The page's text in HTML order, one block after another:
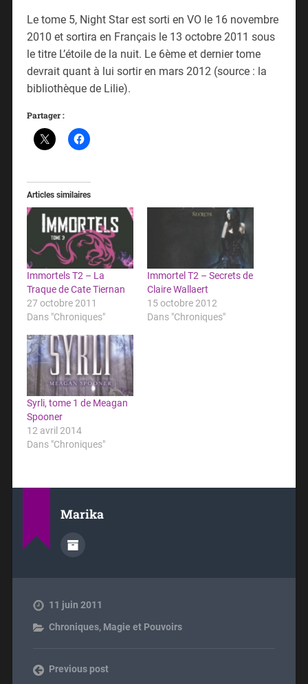
Le tome 5, Night Star est sorti en VO le 16 novembre
2010 et sortira en Français le 13 octobre 2011 sous
le titre L’étoile de la nuit. Le 6ème et dernier tome
devrait quant à lui sortir en mars 2012 (source : la
bibliothèque de Lilie).
Partager :
Articles similaires
Immortels T2 – La
Traque de Cate Tiernan
27 octobre 2011
Dans "Chroniques"
Immortel T2 – Secrets de
Claire Wallaert
15 octobre 2012
Dans "Chroniques"
Syrli, tome 1 de Meagan
Spooner
12 avril 2014
Dans "Chroniques"
Marika
11 juin 2011
Chroniques, Magie et Pouvoirs
Previous post